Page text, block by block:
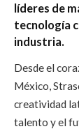
líderes de
tecnología
industria.
Desde el
México,
creatividad
talento y el